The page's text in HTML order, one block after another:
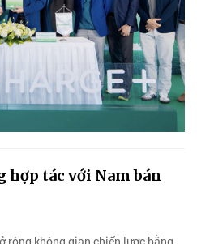
hợp tác với Nam bán